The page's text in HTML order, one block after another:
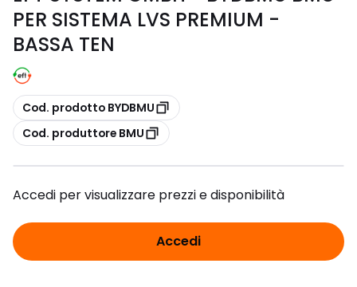
PER SISTEMA LVS PREMIUM -
BASSA TEN
copia
Cod. prodotto BYDBMU
copia
Cod. produttore BMU
Accedi per visualizzare prezzi e disponibilità
Accedi